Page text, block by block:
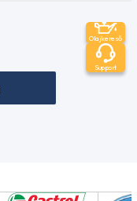
Olajkereső
Support